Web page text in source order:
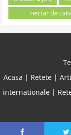
nectar de
Acasa | Retete |
internationale|